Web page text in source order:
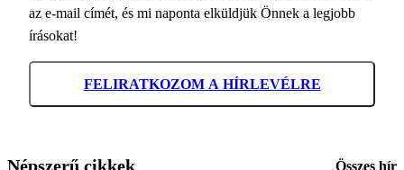
az e-mail címét, és mi naponta elküldjük Önnek a legjobb
írásokat!
FELIRATKOZOM A HÍRLEVÉLRE
Népszerű cikkek Összes hír